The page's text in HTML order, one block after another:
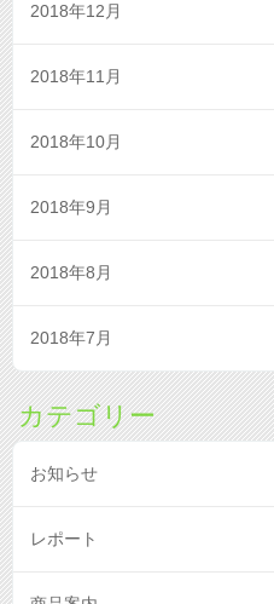
2018年12月
2018年11月
2018年10月
2018年9月
2018年8月
2018年7月
カテゴリー
お知らせ
レポート